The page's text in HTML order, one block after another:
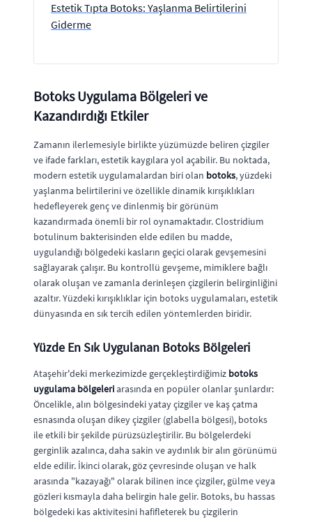
Estetik Tıpta Botoks: Yaşlanma Belirtilerini
Giderme
Botoks Uygulama Bölgeleri ve
Kazandırdığı Etkiler
Zamanın ilerlemesiyle birlikte yüzümüzde beliren çizgiler
ve ifade farkları, estetik kaygılara yol açabilir. Bu noktada,
modern estetik uygulamalardan biri olan botoks, yüzdeki
yaşlanma belirtilerini ve özellikle dinamik kırışıklıkları
hedefleyerek genç ve dinlenmiş bir görünüm
kazandırmada önemli bir rol oynamaktadır. Clostridium
botulinum bakterisinden elde edilen bu madde,
uygulandığı bölgedeki kasların geçici olarak gevşemesini
sağlayarak çalışır. Bu kontrollü gevşeme, mimiklere bağlı
olarak oluşan ve zamanla derinleşen çizgilerin belirginliğini
azaltır. Yüzdeki kırışıklıklar için botoks uygulamaları, estetik
dünyasında en sık tercih edilen yöntemlerden biridir.
Yüzde En Sık Uygulanan Botoks Bölgeleri
Ataşehir'deki merkezimizde gerçekleştirdiğimiz botoks
uygulama bölgeleriarasında en popüler olanlar şunlardır:
Öncelikle, alın bölgesindeki yatay çizgiler ve kaş çatma
esnasında oluşan dikey çizgiler (glabella bölgesi), botoks
ile etkili bir şekilde pürüzsüzleştirilir. Bu bölgelerdeki
gerginlik azalınca, daha sakin ve aydınlık bir alın görünümü
elde edilir. İkinci olarak, göz çevresinde oluşan ve halk
arasında "kazayağı" olarak bilinen ince çizgiler, gülme veya
gözleri kısmayla daha belirgin hale gelir. Botoks, bu hassas
bölgedeki kas aktivitesini hafifleterek bu çizgilerin